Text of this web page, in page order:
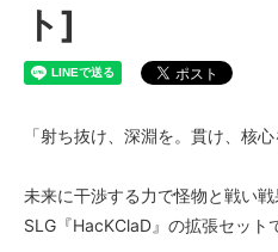
ト]
「射ち抜け、深淵を。貫け、核心
未来に干渉する力で怪物と戦い
SLG『HacKClaD』の拡張セット